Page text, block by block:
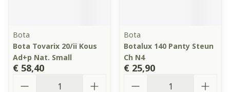
Bota
Bota Tovarix 20/ii Kous
Ad+p Nat. Small
€ 58,40
Bota
Botalux 140 Panty Steun
Ch N4
€ 25,90